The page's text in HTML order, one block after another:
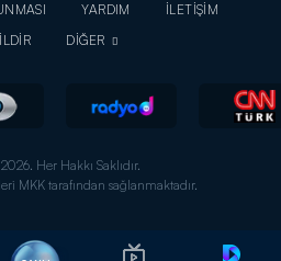
YARDIM
İLETİŞİM
DİĞER
Her Hakkı Saklıdır.
MKK tarafından sağlanmaktadır.